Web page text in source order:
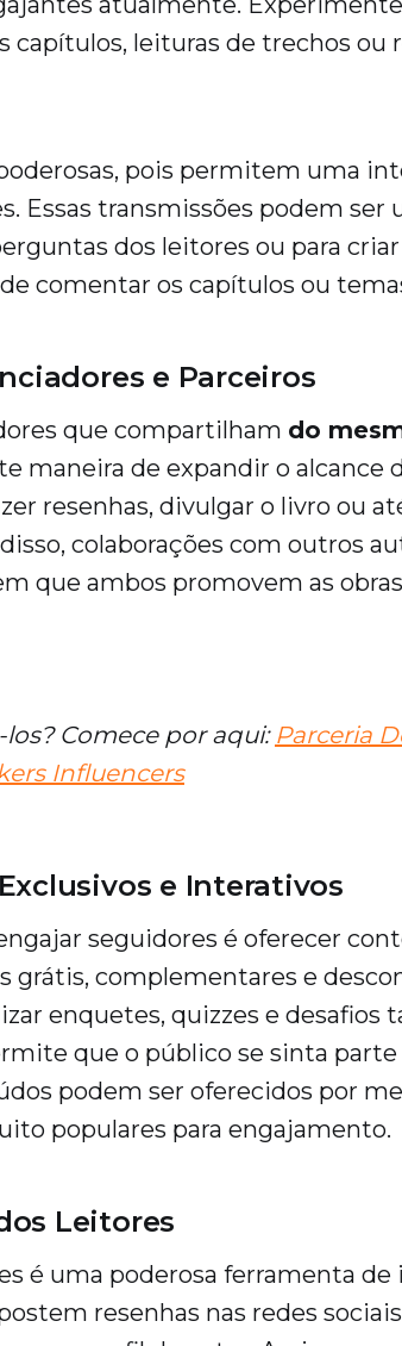
capítulos, leituras de trechos ou
pois permitem uma
Essas transmissões podem ser
dos leitores ou para
comentar os capítulos ou
e Parceiros
que compartilham do
maneira de expandir o alcance
resenhas, divulgar o livro ou
colaborações com outros
que ambos promovem as
Comece por aqui: Parceria
Influencers
e Interativos
seguidores é oferecer
grátis, complementares e
enquetes, quizzes e desafios
que o público se sinta parte
podem ser oferecidos por
populares para engajamento.
Leitores
é uma poderosa ferramenta de
resenhas nas redes